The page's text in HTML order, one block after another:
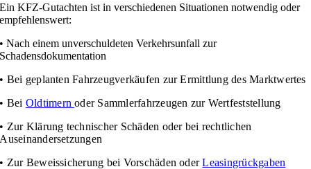
Ein KFZ-Gutachten ist in verschiedenen Situationen notwendig oder
empfehlenswert:
• Nach einem unverschuldeten Verkehrsunfall zur
Schadensdokumentation
• Bei geplanten Fahrzeugverkäufen zur Ermittlung des Marktwertes
• Bei Oldtimernoder Sammlerfahrzeugen zur Wertfeststellung
• Zur Klärung technischer Schäden oder bei rechtlichen
Auseinandersetzungen
• Zur Beweissicherung bei Vorschäden oderLeasingrückgaben